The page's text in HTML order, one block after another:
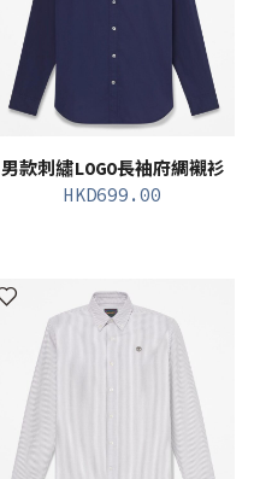
男款刺繡LOGO長袖府綢襯衫
HKD699.00